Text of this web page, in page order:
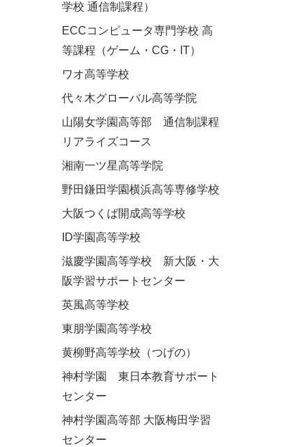
学校 通信制課程）
ECCコンピュータ専門学校 高
等課程（ゲーム・CG・IT）
ワオ高等学校
代々木グローバル高等学院
山陽女学園高等部 通信制課程
リアライズコース
湘南一ツ星高等学院
野田鎌田学園横浜高等専修学校
大阪つくば開成高等学校
ID学園高等学校
滋慶学園高等学校 新大阪・大
阪学習サポートセンター
英風高等学校
東朋学園高等学校
黄柳野高等学校（つげの）
神村学園 東日本教育サポート
センター
神村学園高等部 大阪梅田学習
センター